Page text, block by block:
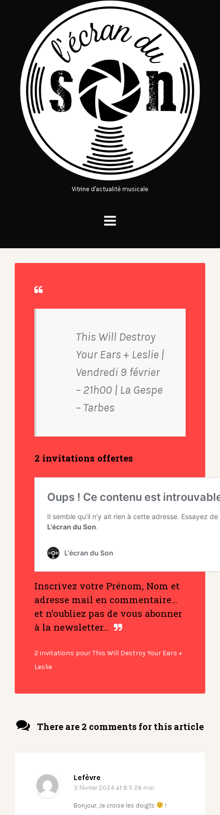
Vitrine d'actualité musicale
This Will Destroy
Your Ears + Leslie |
Vendredi 9 février
– 21h00 | La Gespe
– Tarbes
2 invitations offertes
Inscrivez votre Prénom, Nom et
adresse mail en commentaire…
et n’oubliez pas de vous abonner
à la newsletter…
2 invitations pour This Will Destroy Your Ears +
Leslie
There are 2 comments for this article
Lefèvre
3 février 2024 at 8 h 26 min
Bonjour, Je croise les doigts !